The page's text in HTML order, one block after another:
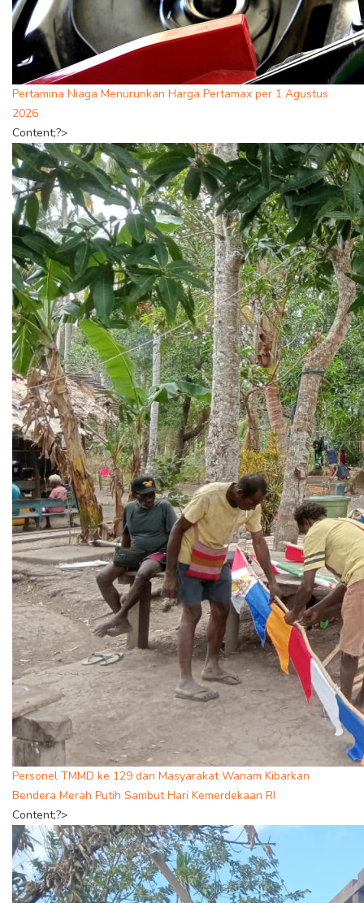
Pertamina Niaga Menurunkan Harga Pertamax per 1 Agustus
2026
Content;?>
Personel TMMD ke 129 dan Masyarakat Wanam Kibarkan
Bendera Merah Putih Sambut Hari Kemerdekaan RI
Content;?>